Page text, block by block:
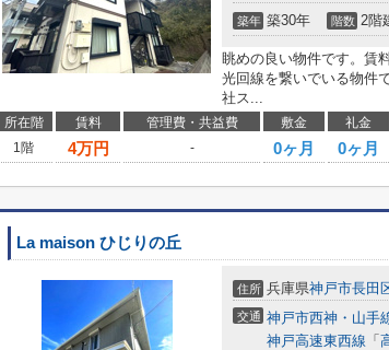
築年 築30年 階数 2階
眺めの良い物件です。賃
光回線を繋いでいる物件
社ス...
所在階 賃料 管理費・共益費 敷金 礼金
1階
4万円 - 0ヶ月 0ヶ月
La maison ひじりの丘
住所 兵庫県神戸市長田
交通 神戸市西神・山手
神戸高速東西線 「